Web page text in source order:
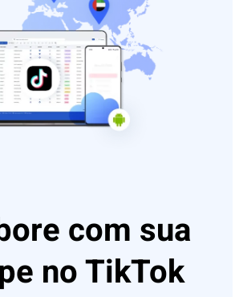
com sua
no TikTok